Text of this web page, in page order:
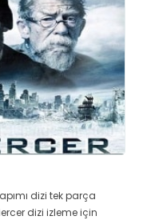
dizi tek parça
dizi izleme için